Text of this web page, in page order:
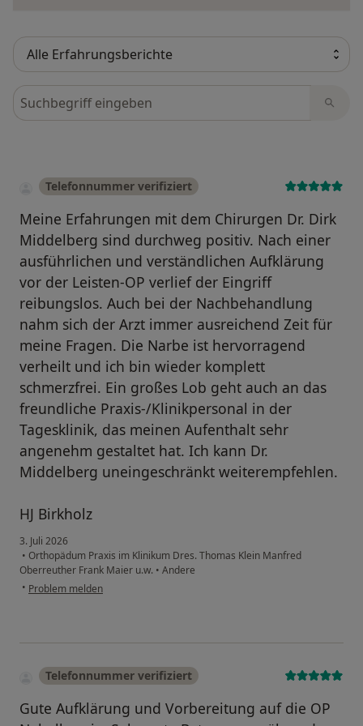
Bewertungen durchsuchen
Telefonnummer verifiziert
Meine Erfahrungen mit dem Chirurgen Dr. Dirk
Middelberg sind durchweg positiv. Nach einer
ausführlichen und verständlichen Aufklärung
vor der Leisten-OP verlief der Eingriff
reibungslos. Auch bei der Nachbehandlung
nahm sich der Arzt immer ausreichend Zeit für
meine Fragen. Die Narbe ist hervorragend
verheilt und ich bin wieder komplett
schmerzfrei. Ein großes Lob geht auch an das
freundliche Praxis-/Klinikpersonal in der
Tagesklinik, das meinen Aufenthalt sehr
angenehm gestaltet hat. Ich kann Dr.
Middelberg uneingeschränkt weiterempfehlen.
HJ Birkholz
3. Juli 2026
• Orthopädum Praxis im Klinikum Dres. Thomas Klein Manfred
Oberreuther Frank Maier u.w. • Andere
• Problem melden
Telefonnummer verifiziert
Gute Aufklärung und Vorbereitung auf die OP